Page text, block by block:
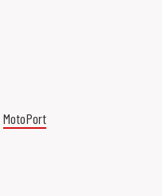
MotoPort